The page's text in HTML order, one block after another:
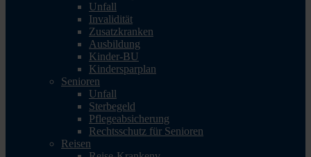
Unfall
Invalidität
Zusatzkranken
Ausbildung
Kinder-BU
Kindersparplan
Senioren
Unfall
Sterbegeld
Pflegeabsicherung
Rechtsschutz für Senioren
Reisen